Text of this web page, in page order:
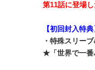
第11話に登場
【初回封入特典
・特殊スリー
★「世界で一番